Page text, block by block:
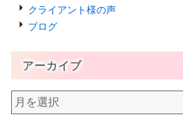
クライアント様の声
ブログ
アーカイブ
ア
ー